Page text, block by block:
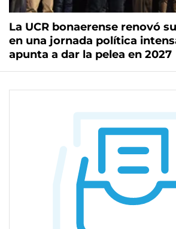
La UCR bonaerense renovó
en una jornada política
apunta a dar la pelea en 2027